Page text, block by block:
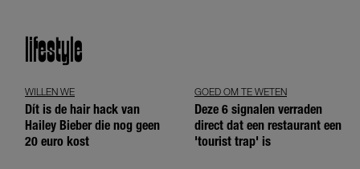
lifestyle
WILLEN WE
Dít is de hair hack van
Hailey Bieber die nog geen
20 euro kost
GOED OM TE WETEN
Deze 6 signalen verraden
direct dat een restaurant een
'tourist trap' is